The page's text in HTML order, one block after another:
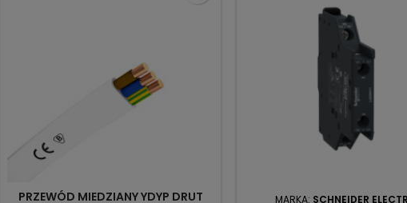
PRZEWÓD MIEDZIANY YDYP DRUT
MARKA: SCHNEIDER